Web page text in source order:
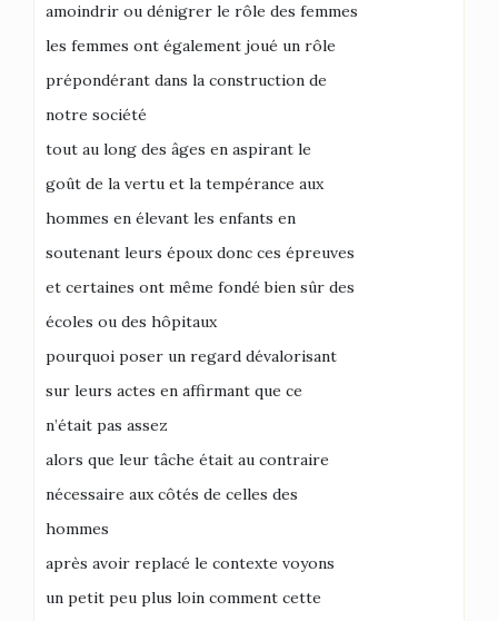
amoindrir ou dénigrer le rôle des femmes
les femmes ont également joué un rôle
prépondérant dans la construction de
notre société
tout au long des âges en aspirant le
goût de la vertu et la tempérance aux
hommes en élevant les enfants en
soutenant leurs époux donc ces épreuves
et certaines ont même fondé bien sûr des
écoles ou des hôpitaux
pourquoi poser un regard dévalorisant
sur leurs actes en affirmant que ce
n’était pas assez
alors que leur tâche était au contraire
nécessaire aux côtés de celles des
hommes
après avoir replacé le contexte voyons
un petit peu plus loin comment cette